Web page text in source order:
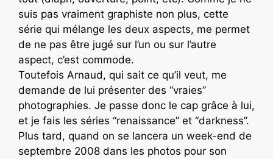
suis pas vraiment graphiste non plus, cette
série qui mélange les deux aspects, me permet
de ne pas être jugé sur l’un ou sur l’autre
aspect, c’est commode.
Toutefois Arnaud, qui sait ce qu’il veut, me
demande de lui présenter des “vraies”
photographies. Je passe donc le cap grâce à lui,
et je fais les séries “renaissance” et “darkness”.
Plus tard, quand on se lancera un week-end de
septembre 2008 dans les photos pour son